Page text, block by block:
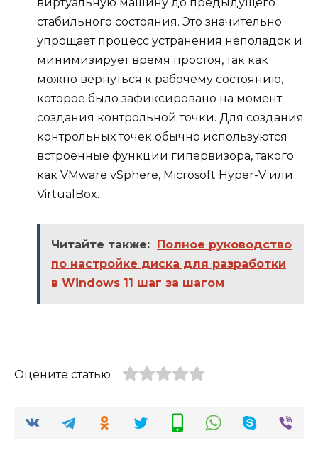
виртуальную машину до предыдущего
стабильного состояния. Это значительно
упрощает процесс устранения неполадок и
минимизирует время простоя, так как
можно вернуться к рабочему состоянию,
которое было зафиксировано на момент
создания контрольной точки. Для создания
контрольных точек обычно используются
встроенные функции гипервизора, такого
как VMware vSphere, Microsoft Hyper-V или
VirtualBox.
Читайте также: Полное руководство
по настройке диска для разработки
в Windows 11 шаг за шагом
Оцените статью